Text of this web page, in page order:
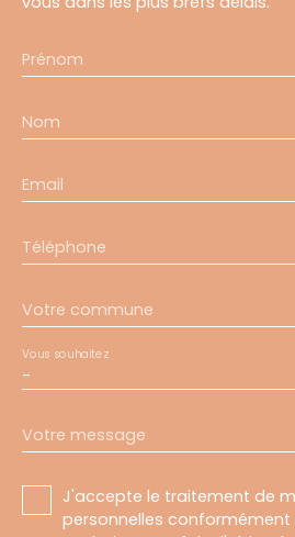
Prénom
Nom
Email
Téléphone
Votre commune
-
Vous souhaitez
Votre message
J'accepte le traitement de
personnelles conformément